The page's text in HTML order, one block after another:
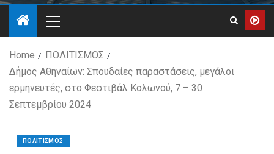
Home
ΠΟΛΙΤΙΣΜΟΣ
Δήμος Αθηναίων: Σπουδαίες παραστάσεις, μεγάλοι
ερμηνευτές, στο Φεστιβάλ Κολωνού, 7 – 30
Σεπτεμβρίου 2024
ΠΟΛΙΤΙΣΜΟΣ